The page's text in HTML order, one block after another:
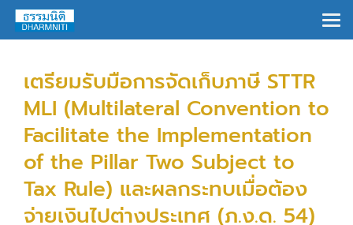
เตรียมรับมือการจัดเก็บภาษี STTR
MLI (Multilateral Convention to
Facilitate the Implementation
of the Pillar Two Subject to
Tax Rule) และผลกระทบเมื่อต้อง
จ่ายเงินไปต่างประเทศ (ภ.ง.ด. 54)
×